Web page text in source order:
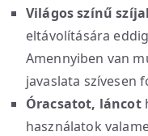
Világos színű
eltávolítására
Amennyiben van
javaslata szívesen
Óracsatot, láncot
használatok